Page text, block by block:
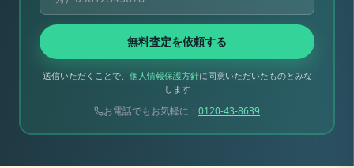
無料査定を依頼する
送信いただくことで、 個人情報保護方針に同意いただいたものとみな
します
お電話でもお気軽に： 0120-43-8639